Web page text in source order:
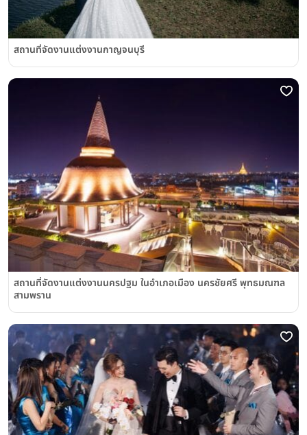
สถานที่จัดงานแต่งงานกาญจนบุรี
สถานที่จัดงานแต่งงานนครปฐม ในอำเภอเมือง นครชัยศรี พุทธมณฑล
สามพราน